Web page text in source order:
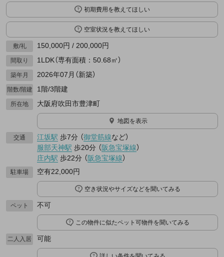
初期費用を教えてほしい
空室状況を教えてほしい
敷/礼 150,000円 / 200,000円
間取り 1LDK（専有面積：50.68㎡）
築年月 2026年07月（新築）
階数/階建 1階/3階建
所在地 大阪府吹田市豊津町
地図を表示
交通 江坂駅 歩7分 （御堂筋線など）
服部天神駅 歩20分 （阪急宝塚線）
庄内駅 歩22分 （阪急宝塚線）
駐車場 空有22,000円
空き状況やサイズなどを聞いてみる
ペット 不可
この物件に似たペット可物件を聞いてみる
二人入居 可能